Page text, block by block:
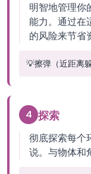
明智地管理你
能力。通过在
的风险来节省
💡擦弹（近距离
4 探索
彻底探索每个
说。与物体和